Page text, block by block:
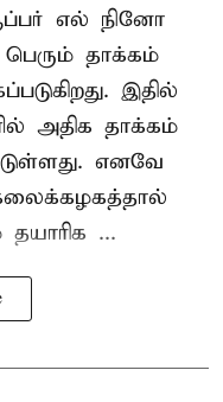
எல் நினோ
பெரும் தாக்கம்
இதில்
அதிக தாக்கம்
எனவே
...